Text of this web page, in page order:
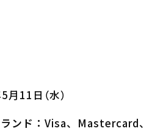
11日（水）
ンド： Visa、Mastercard、